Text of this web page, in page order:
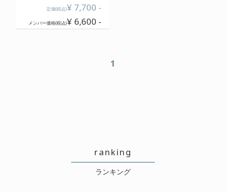
定価(税込)¥ 7,700 -
メンバー価格(税込)¥ 6,600 -
1
ranking
ランキング